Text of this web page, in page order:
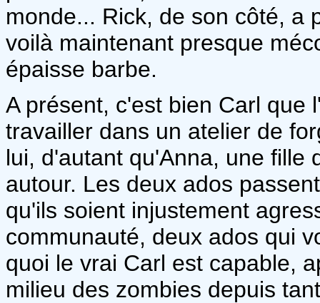
monde... Rick, de son côté, a
voilà maintenant presque
épaisse barbe.
A présent, c'est bien Carl que
travailler dans un atelier de
lui, d'autant qu'Anna, une fille
autour. Les deux ados
qu'ils soient injustement
communauté, deux ados qui
quoi le vrai Carl est capable,
milieu des zombies depuis